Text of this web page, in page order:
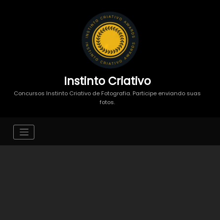
Instinto Criativo
Concursos Instinto Criativo de Fotografia. Participe enviando suas
fotos.